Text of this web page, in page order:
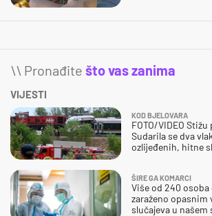
\\ Pronađite što vas zanima
VIJESTI
KOD BJELOVARA
FOTO/VIDEO
Sudarila se dva
ozlijeđenih, hitne
ŠIRE GA KOMARCI
Više od 240
zaraženo
slučajeva u našem